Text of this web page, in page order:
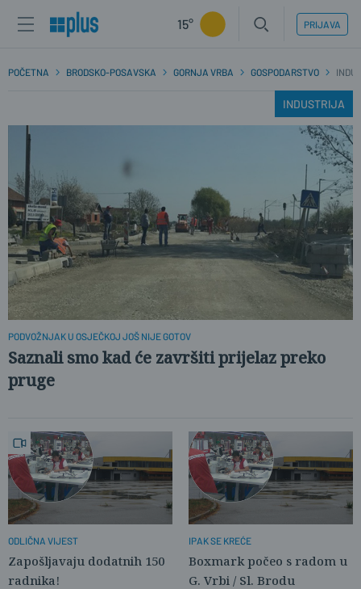
15° PRIJAVA
POČETNA BRODSKO-POSAVSKA GORNJA VRBA GOSPODARSTVO
INDUSTRIJA
PODVOŽNJAK U OSJEČKOJ JOŠ NIJE GOTOV
Saznali smo kad će završiti prijelaz preko
pruge
ODLIČNA VIJEST
Zapošljavaju dodatnih 150
radnika!
IPAK SE KREĆE
Boxmark počeo s radom u
G. Vrbi / Sl. Brodu